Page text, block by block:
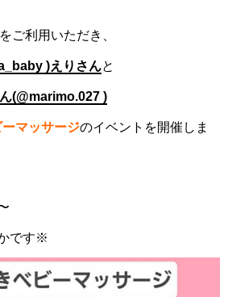
ご利用いただき、
)えりさんと
(@marimo.027 )
マッサージのイベントを開催しま
です※